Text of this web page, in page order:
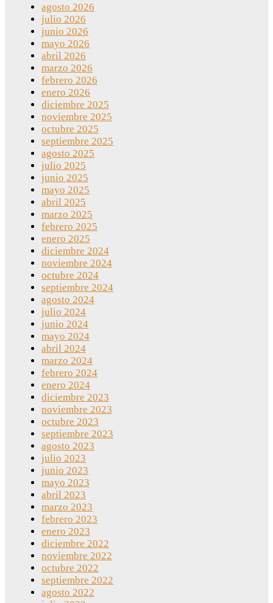
agosto 2026
julio 2026
junio 2026
mayo 2026
abril 2026
marzo 2026
febrero 2026
enero 2026
diciembre 2025
noviembre 2025
octubre 2025
septiembre 2025
agosto 2025
julio 2025
junio 2025
mayo 2025
abril 2025
marzo 2025
febrero 2025
enero 2025
diciembre 2024
noviembre 2024
octubre 2024
septiembre 2024
agosto 2024
julio 2024
junio 2024
mayo 2024
abril 2024
marzo 2024
febrero 2024
enero 2024
diciembre 2023
noviembre 2023
octubre 2023
septiembre 2023
agosto 2023
julio 2023
junio 2023
mayo 2023
abril 2023
marzo 2023
febrero 2023
enero 2023
diciembre 2022
noviembre 2022
octubre 2022
septiembre 2022
agosto 2022